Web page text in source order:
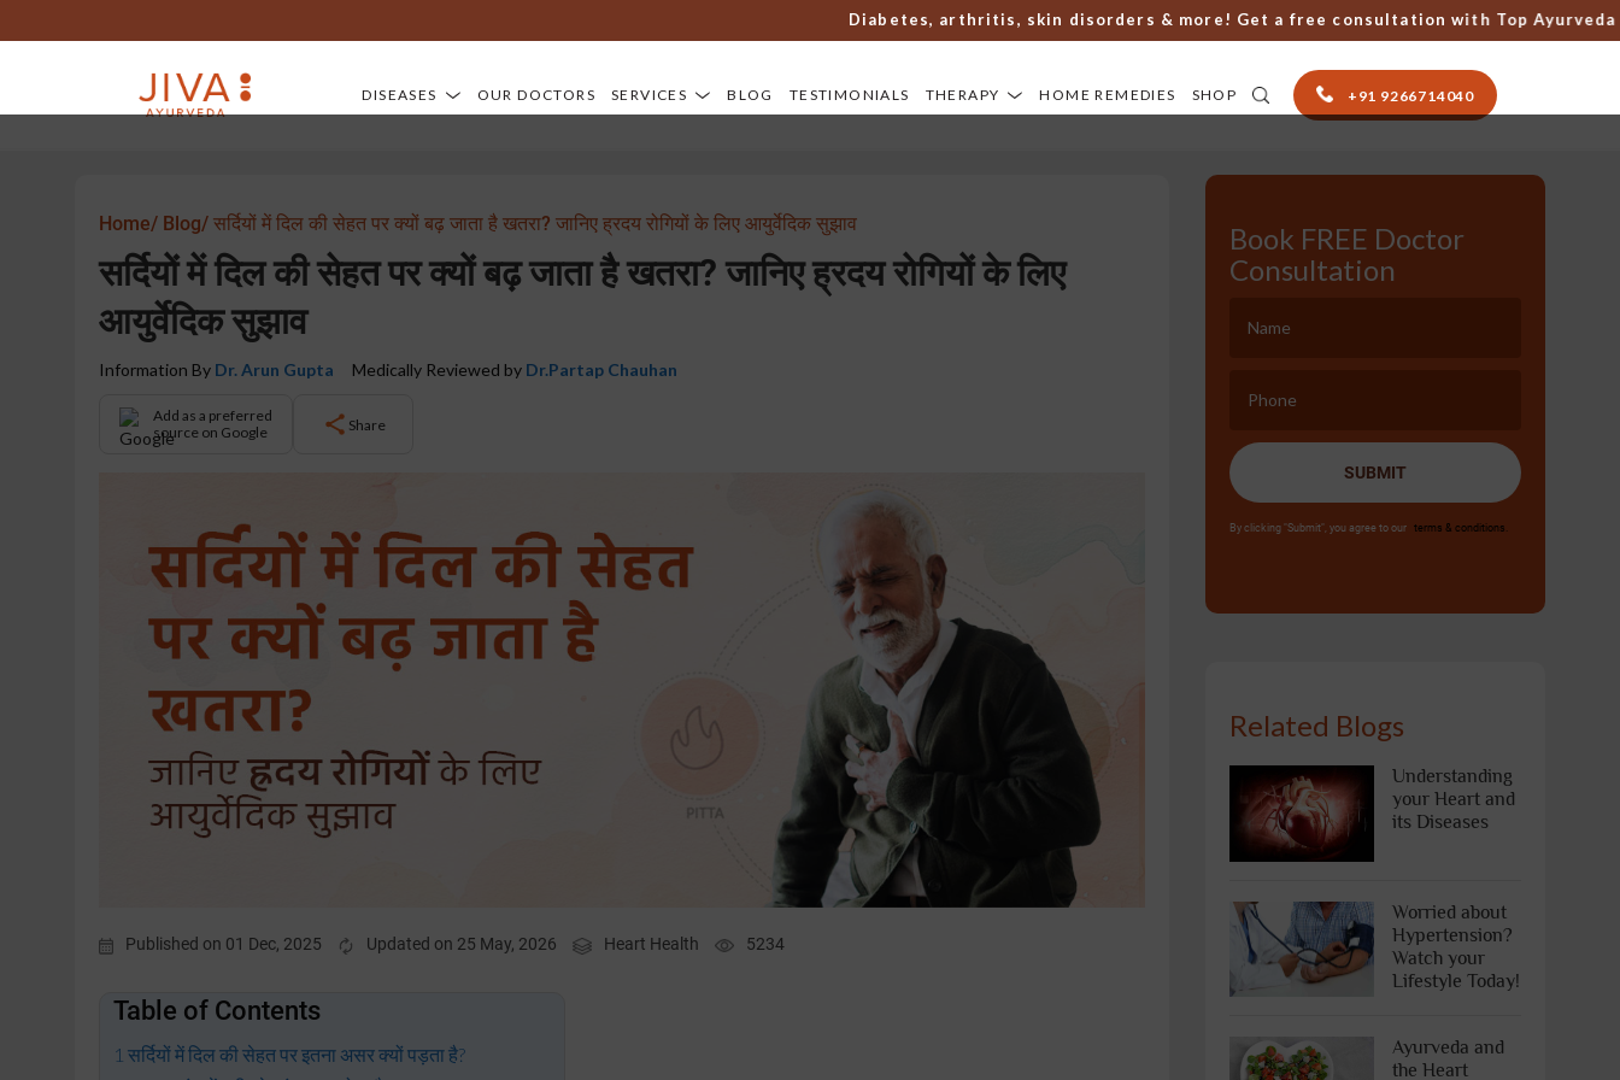
Diabetes, arthritis, skin disorders & more! Get a free consultation with Top Ayurveda
DISEASES OUR DOCTORS SERVICES BLOG TESTIMONIALS THERAPY HOME REMEDIES SHOP +91 9266714040
Home/ Blog/ सर्दियों में दिल की सेहत पर क्यों बढ़ जाता है खतरा? जानिए ह्रदय रोगियों के लिए आयुर्वेदिक सुझाव
सर्दियों में दिल की सेहत पर क्यों बढ़ जाता है खतरा? जानिए ह्रदय रोगियों के लिए
आयुर्वेदिक सुझाव
Information By Dr. Arun Gupta Medically Reviewed by Dr.Partap Chauhan
Add as a preferred
source on Google
Share
Published on 01 Dec, 2025 Updated on 25 May, 2026 Heart Health 5234
Table of Contents
सर्दियों में दिल की सेहत पर इतना असर क्यों पड़ता है?
Book FREE Doctor
Consultation
SUBMIT
By clicking "Submit", you agree to our terms & conditions.
Related Blogs
Understanding
your Heart and
its Diseases
Worried about
Hypertension?
Watch your
Lifestyle Today!
Ayurveda and
the Heart